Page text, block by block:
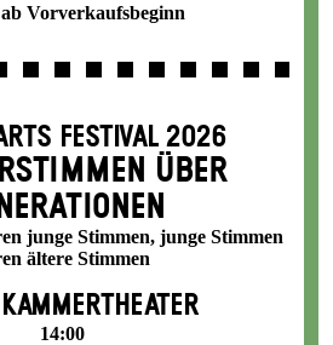
Vorverkaufsbeginn
FESTIVAL 2026
ÜBER
junge Stimmen, junge Stimmen
ältere Stimmen
KAMMERTHEATER
14:00